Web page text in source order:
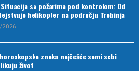
Situacija sa požarima pod kontrolom: Od
helikopter na području Trebinja
2026
znaka najčešće sami sebi
život